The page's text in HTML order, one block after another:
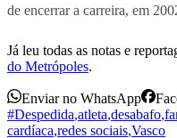
de encerrar a carreira, em
Já leu todas as notas e
do Metrópoles.
Enviar no WhatsApp
#Despedida,atleta,desabafo,
cardíaca,redes sociais,Vasco